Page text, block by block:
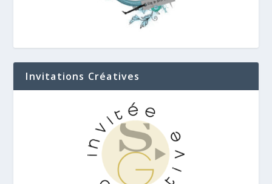
Invitations Créatives